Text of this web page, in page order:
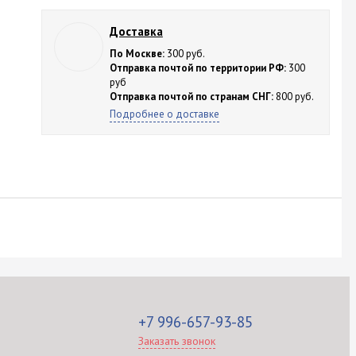
Доставка
По Москве:300 руб.
Отправка почтой по территории РФ:300
руб
Отправка почтой по странам СНГ:800 руб.
Подробнее о доставке
+7 996-657-93-85
Заказать звонок